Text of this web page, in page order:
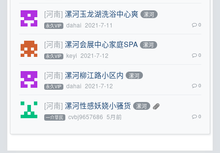
[河南] 漯河玉龙湖洗浴中心爽 漯河
永久VIP dahai 2021-7-11 0
[河南] 漯河会展中心家庭SPA 漯河
永久VIP keyi 2021-7-12 0
[河南] 漯河柳江路小区内 漯河
永久VIP dahai 2021-7-12 0
[河南] 漯河性感妖娆小骚货 漯河
一介草民 cvbj9657686 5月前 0